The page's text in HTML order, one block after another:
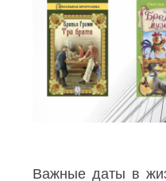
Важные даты в